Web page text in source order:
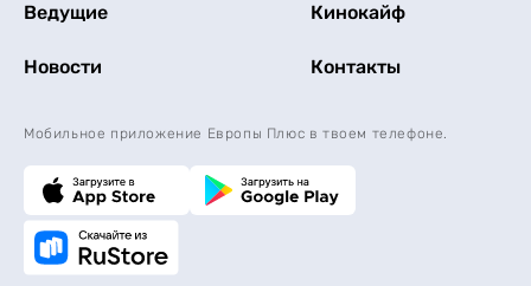
Ведущие Кинокайф
Новости Контакты
Мобильное приложение Европы Плюс в твоем телефоне.